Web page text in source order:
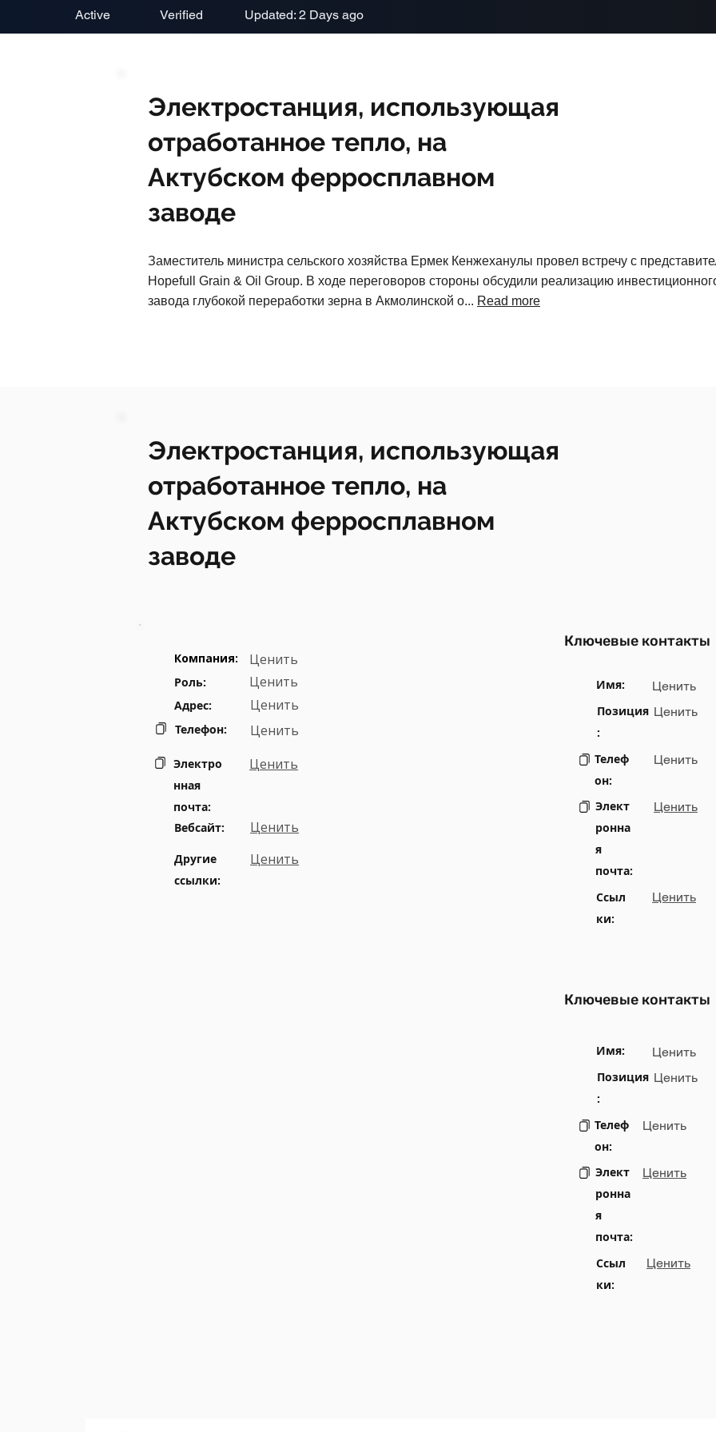
Active Verified Updated: 2 Days ago
Электростанция, использующая
отработанное тепло, на
Актубском ферросплавном
заводе
Заместитель министра сельского хозяйства Ермек Кенжеханулы провел встречу с
Hopefull Grain & Oil Group. В ходе переговоров стороны обсудили реализацию
завода глубокой переработки зерна в Акмолинской о... Read more
Электростанция, использующая
отработанное тепло, на
Актубском ферросплавном
заводе
Компания: Ценить
Роль: Ценить
Адрес: Ценить
Телефон: Ценить
Электро
нная
почта:
Ценить
Другие
ссылки:
Ценить
Вебсайт: Ценить
Ключевые контакты
Имя:
Ценить
Позиция
:
Ценить
Телеф
он:
Ценить
Элект
ронна
я
почта:
Ценить
Ссыл
ки:
Ценить
Ключевые контакты
Имя:
Ценить
Позиция
:
Ценить
Телеф
он:
Ценить
Элект
ронна
я
почта:
Ценить
Ссыл
ки:
Ценить